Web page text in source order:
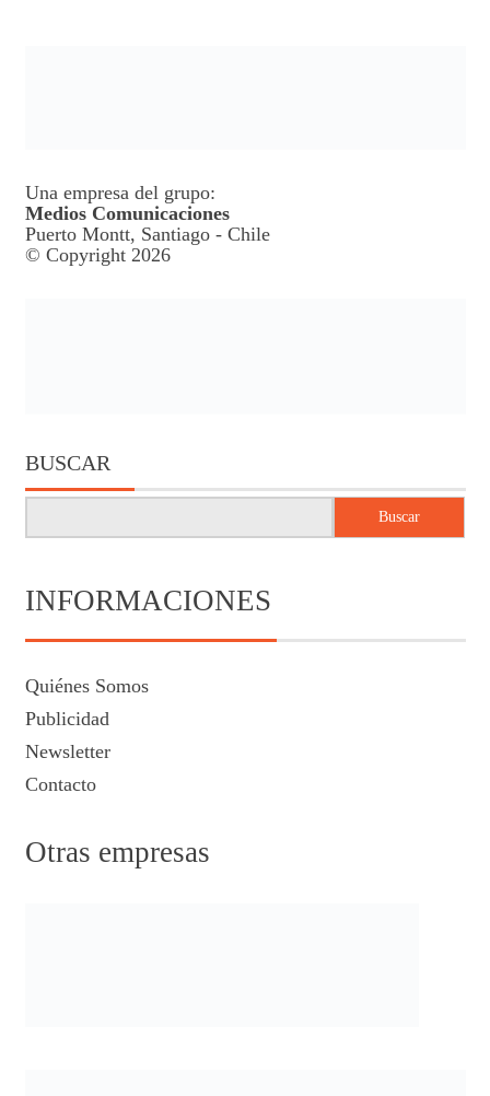
Una empresa del grupo:
Medios Comunicaciones
Puerto Montt, Santiago - Chile
© Copyright 2026
BUSCAR
Buscar
INFORMACIONES
Quiénes Somos
Publicidad
Newsletter
Contacto
Otras empresas